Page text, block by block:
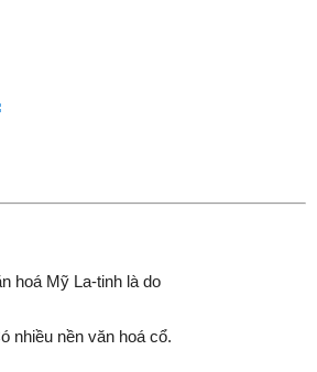
hoá Mỹ La-tinh là do
nhiều nền văn hoá cổ.